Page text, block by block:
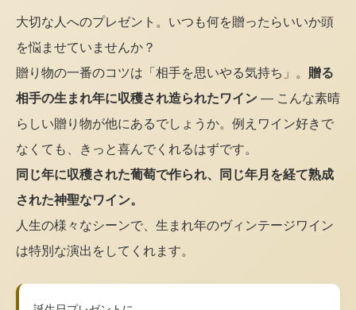
大切な人へのプレゼント。いつも何を贈ったらいいか頭
を悩ませていませんか？
贈り物の一番のコツは「相手を思いやる気持ち」。 贈る
相手の生まれ年に収穫され造られたワイン — こんな素晴
らしい贈り物が他にあるでしょうか。例えワイン好きで
なくても、きっと喜んでくれるはずです。
同じ年に収穫された葡萄で作られ、同じ年月を経て熟成
された神聖なワイン。
人生の様々なシーンで、生まれ年のヴィンテージワイン
は特別な演出をしてくれます。